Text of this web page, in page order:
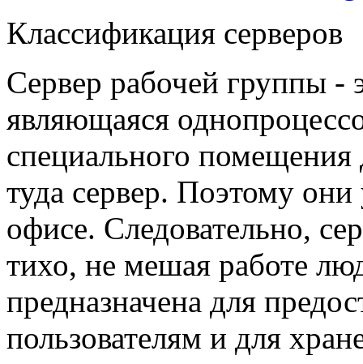
Классификация серверов
Сервер рабочей группы -
являющаяся
специального помещения
туда сервер. Поэтому
офисе. Следовательно,
тихо, не мешая работе
предназначена для
пользователям и для